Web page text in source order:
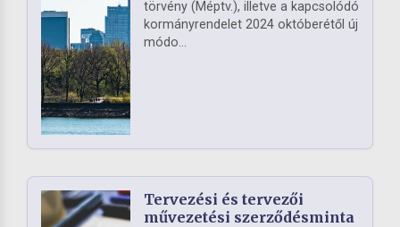
törvény (Méptv.), illetve a kapcsolódó
kormányrendelet 2024 októberétől új
módo...
Tervezési és tervezői
művezetési szerződésminta